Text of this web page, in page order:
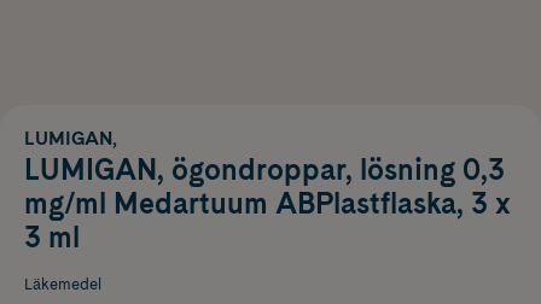
LUMIGAN,
LUMIGAN, ögondroppar, lösning 0,3
mg/ml Medartuum ABPlastflaska, 3 x
3 ml
Läkemedel